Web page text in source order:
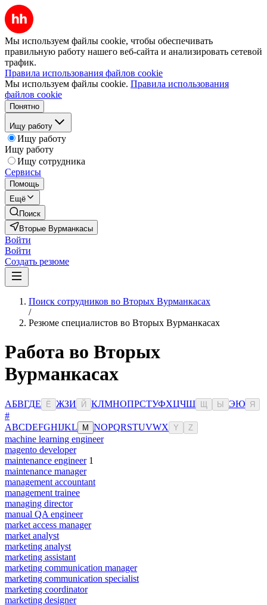
Мы используем файлы cookie, чтобы обеспечивать
правильную работу нашего веб-сайта и анализировать сетевой
трафик.
Правила использования файлов cookie
Мы используем файлы cookie. Правила использования
файлов cookie
Понятно
Ищу работу
Ищу работу
Ищу работу
Ищу сотрудника
Сервисы
Помощь
Ещё
Поиск
Вторые Вурманкасы
Войти
Войти
Создать резюме
Поиск сотрудников во Вторых Вурманкасах
/
Резюме специалистов во Вторых Вурманкасах
Работа во Вторых
Вурманкасах
АБВГДЕ Ё ЖЗИ Й КЛМНОПРСТУФХЦЧШ Ы ЭЮ Я
#
ABCDEFGHIJKL M NOPQRSTUVWX Y Z
machine learning engineer
magento developer
maintenance engineer 1
maintenance manager
management accountant
management trainee
managing director
manual QA engineer
market access manager
market analyst
marketing analyst
marketing assistant
marketing communication manager
marketing communication specialist
marketing coordinator
marketing designer